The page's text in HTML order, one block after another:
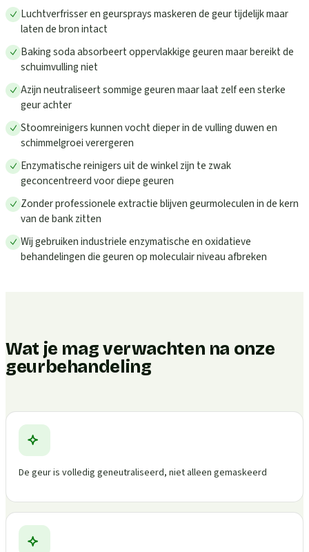
Luchtverfrisser en geursprays maskeren de geur tijdelijk maar
laten de bron intact
Baking soda absorbeert oppervlakkige geuren maar bereikt de
schuimvulling niet
Azijn neutraliseert sommige geuren maar laat zelf een sterke
geur achter
Stoomreinigers kunnen vocht dieper in de vulling duwen en
schimmelgroei verergeren
Enzymatische reinigers uit de winkel zijn te zwak
geconcentreerd voor diepe geuren
Zonder professionele extractie blijven geurmoleculen in de kern
van de bank zitten
Wij gebruiken industriele enzymatische en oxidatieve
behandelingen die geuren op moleculair niveau afbreken
Wat je mag verwachten na onze
geurbehandeling
De geur is volledig geneutraliseerd, niet alleen gemaskeerd